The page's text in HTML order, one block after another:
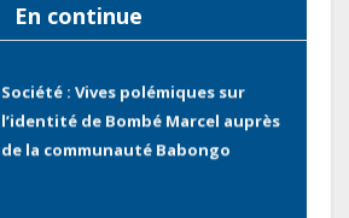
En continue
des recettes budgétaires
(Rapport)
Société : Vives polémiques sur
l’identité de Bombé Marcel auprès
de la communauté Babongo